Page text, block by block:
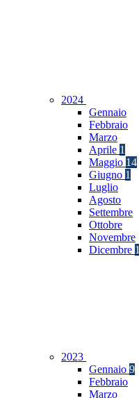
2024
Gennaio
Febbraio
Marzo
Aprile 1
Maggio 14
Giugno 1
Luglio
Agosto
Settembre
Ottobre
Novembre
Dicembre 1
2023
Gennaio 9
Febbraio
Marzo